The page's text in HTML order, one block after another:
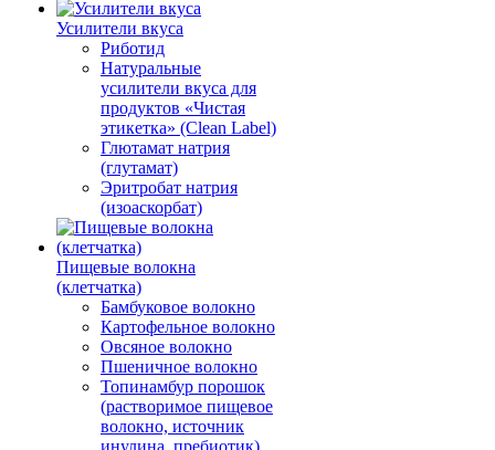
Усилители вкуса
Риботид
Натуральные
усилители вкуса для
продуктов «Чистая
этикетка» (Clean Label)
Глютамат натрия
(глутамат)
Эритробат натрия
(изоаскорбат)
Пищевые волокна
(клетчатка)
Бамбуковое волокно
Картофельное волокно
Овсяное волокно
Пшеничное волокно
Топинамбур порошок
(растворимое пищевое
волокно, источник